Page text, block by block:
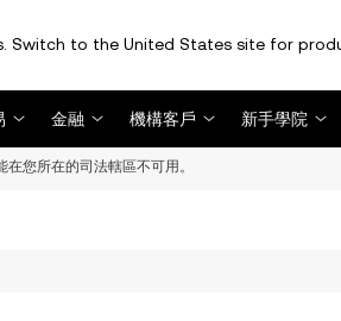
Switch to the United States site for
金融 機構客戶 新手學院
您所在的司法轄區不可用。